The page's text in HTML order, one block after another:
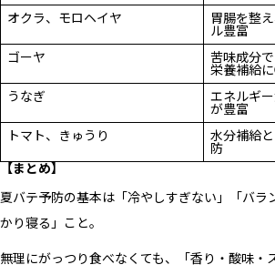
オクラ、モロヘイヤ
胃腸を整
ル豊富
ゴーヤ
苦味成分
栄養補給
うなぎ
エネルギ
が豊富
トマト、きゅうり
水分補給
防
【まとめ】
夏バテ予防の基本は「冷やしすぎない」「バラ
かり寝る」こと。
無理にがっつり食べなくても、「香り・酸味・